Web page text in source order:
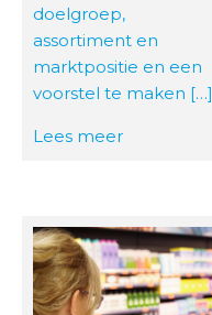
doelgroep,
assortiment en
marktpositie en een
voorstel te maken […]
Lees meer